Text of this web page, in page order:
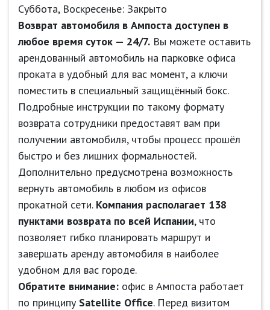
Суббота, Воскресенье: Закрыто
Возврат автомобиля в Ампоста доступен в
любое время суток — 24/7. Вы можете оставить
арендованный автомобиль на парковке офиса
проката в удобный для вас момент, а ключи
поместить в специальный защищённый бокс.
Подробные инструкции по такому формату
возврата сотрудники предоставят вам при
получении автомобиля, чтобы процесс прошёл
быстро и без лишних формальностей.
Дополнительно предусмотрена возможность
вернуть автомобиль в любом из офисов
прокатной сети. Компания располагает 138
пунктами возврата по всей Испании, что
позволяет гибко планировать маршрут и
завершать аренду автомобиля в наиболее
удобном для вас городе.
Обратите внимание: офис в Ампоста работает
по принципу Satellite Office. Перед визитом